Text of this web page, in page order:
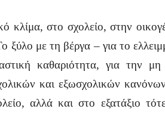
στο σχολείο, στην
ξύλο με τη βέργα – για το
καθαριότητα, για την
και εξωσχολικών
αλλά και στο εξατάξιο